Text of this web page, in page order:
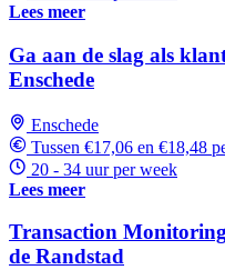
Lees meer
Ga aan de slag als
Enschede
Enschede
Tussen €17,06 en €18,48
20 - 34 uur per week
Lees meer
Transaction
de Randstad